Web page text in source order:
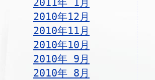
2011年 1月
2010年12月
2010年11月
2010年10月
2010年 9月
2010年 8月